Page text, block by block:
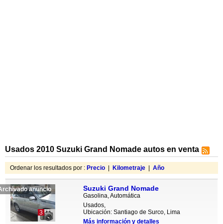
Usados 2010 Suzuki Grand Nomade autos en venta
Ordenar los resultados por : Precio Kilometraje Año
anuncio
3
Suzuki Grand Nomade
Gasolina, Automática
Usados,
Ubicación: Santiago de Surco, Lima
Más información y detalles